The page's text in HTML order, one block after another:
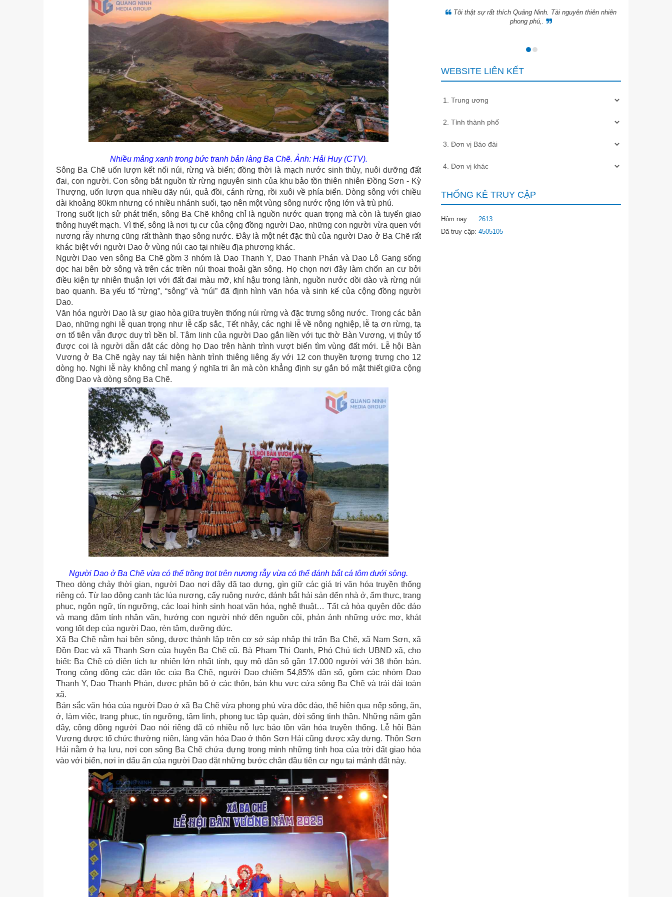
Nhiều mảng xanh trong bức tranh bản làng Ba Chẽ. Ảnh: Hải Huy (CTV).
Sông Ba Chẽ uốn lượn kết nối núi, rừng và biển; đồng thời là mạch nước sinh thủy, nuôi dưỡng đất
đai, con người. Con sông bắt nguồn từ rừng nguyên sinh của khu bảo tồn thiên nhiên Đồng Sơn - Kỳ
Thượng, uốn lượn qua nhiều dãy núi, quả đồi, cánh rừng, rồi xuôi về phía biển. Dòng sông với chiều
dài khoảng 80km nhưng có nhiều nhánh suối, tạo nên một vùng sông nước rộng lớn và trù phú.
Trong suốt lịch sử phát triển, sông Ba Chẽ không chỉ là nguồn nước quan trọng mà còn là tuyến giao
thông huyết mạch. Vì thế, sông là nơi tụ cư của cộng đồng người Dao, những con người vừa quen với
nương rẫy nhưng cũng rất thành thạo sông nước. Đây là một nét đặc thù của người Dao ở Ba Chẽ rất
khác biệt với người Dao ở vùng núi cao tại nhiều địa phương khác.
Người Dao ven sông Ba Chẽ gồm 3 nhóm là Dao Thanh Y, Dao Thanh Phán và Dao Lô Gang sống
dọc hai bên bờ sông và trên các triền núi thoai thoải gần sông. Họ chọn nơi đây làm chốn an cư bởi
điều kiện tự nhiên thuận lợi với đất đai màu mỡ, khí hậu trong lành, nguồn nước dồi dào và rừng núi
bao quanh. Ba yếu tố “rừng”, “sông” và “núi” đã định hình văn hóa và sinh kế của cộng đồng người
Dao.
Văn hóa người Dao là sự giao hòa giữa truyền thống núi rừng và đặc trưng sông nước. Trong các bản
Dao, những nghi lễ quan trọng như lễ cấp sắc, Tết nhảy, các nghi lễ về nông nghiệp, lễ tạ ơn rừng, tạ
ơn tổ tiên vẫn được duy trì bền bỉ. Tâm linh của người Dao gắn liền với tục thờ Bàn Vương, vị thủy tổ
được coi là người dẫn dắt các dòng họ Dao trên hành trình vượt biển tìm vùng đất mới. Lễ hội Bàn
Vương ở Ba Chẽ ngày nay tái hiện hành trình thiêng liêng ấy với 12 con thuyền tượng trưng cho 12
dòng họ. Nghi lễ này không chỉ mang ý nghĩa tri ân mà còn khẳng định sự gắn bó mật thiết giữa cộng
đồng Dao và dòng sông Ba Chẽ.
Người Dao ở Ba Chẽ vừa có thể trồng trọt trên nương rẫy vừa có thể đánh bắt cá tôm dưới sông.
Theo dòng chảy thời gian, người Dao nơi đây đã tạo dựng, gìn giữ các giá trị văn hóa truyền thống
riêng có. Từ lao động canh tác lúa nương, cấy ruộng nước, đánh bắt hải sản đến nhà ở, ẩm thực, trang
phục, ngôn ngữ, tín ngưỡng, các loại hình sinh hoạt văn hóa, nghệ thuật… Tất cả hòa quyện độc đáo
và mang đậm tính nhân văn, hướng con người nhớ đến nguồn cội, phản ánh những ước mơ, khát
vọng tốt đẹp của người Dao, rèn tâm, dưỡng đức.
Xã Ba Chẽ nằm hai bên sông, được thành lập trên cơ sở sáp nhập thị trấn Ba Chẽ, xã Nam Sơn, xã
Đồn Đạc và xã Thanh Sơn của huyện Ba Chẽ cũ. Bà Phạm Thị Oanh, Phó Chủ tịch UBND xã, cho
biết: Ba Chẽ có diện tích tự nhiên lớn nhất tỉnh, quy mô dân số gần 17.000 người với 38 thôn bản.
Trong cộng đồng các dân tộc của Ba Chẽ, người Dao chiếm 54,85% dân số, gồm các nhóm Dao
Thanh Y, Dao Thanh Phán, được phân bổ ở các thôn, bản khu vực cửa sông Ba Chẽ và trải dài toàn
xã.
Bản sắc văn hóa của người Dao ở xã Ba Chẽ vừa phong phú vừa độc đáo, thể hiện qua nếp sống, ăn,
ở, làm việc, trang phục, tín ngưỡng, tâm linh, phong tục tập quán, đời sống tinh thần. Những năm gần
đây, cộng đồng người Dao nói riêng đã có nhiều nỗ lực bảo tồn văn hóa truyền thống. Lễ hội Bàn
Vương được tổ chức thường niên, làng văn hóa Dao ở thôn Sơn Hải cũng được xây dựng. Thôn Sơn
Hải nằm ở hạ lưu, nơi con sông Ba Chẽ chứa đựng trong mình những tinh hoa của trời đất giao hòa
vào với biển, nơi in dấu ấn của người Dao đặt những bước chân đầu tiên cư ngụ tại mảnh đất này.
Tôi thật sự rất thích Quảng Ninh. Tài nguyên thiên nhiên
phong phú,.
WEBSITE LIÊN KẾT
THỐNG KÊ TRUY CẬP
Hôm nay:
2613
Đã truy cập: 4505105